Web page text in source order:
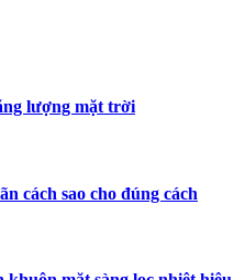
lượng mặt trời
cách sao cho đúng cách